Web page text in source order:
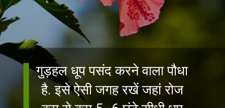
गुड़हल धूप पसंद करने वाला पौधा
है. इसे ऐसी जगह रखें जहां रोज